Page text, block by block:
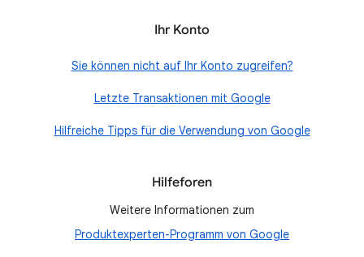
Ihr Konto
Sie können nicht auf Ihr Konto zugreifen?
Letzte Transaktionen mit Google
Hilfreiche Tipps für die Verwendung von Google
Hilfeforen
Weitere Informationen zum
Produktexperten-Programm von Google